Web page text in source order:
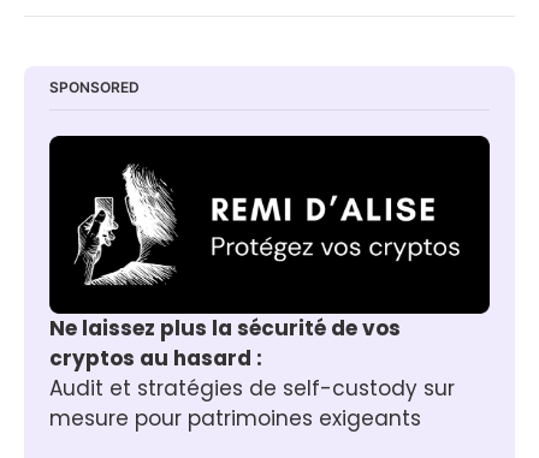
SPONSORED
Ne laissez plus la sécurité de vos
cryptos au hasard :
Audit et stratégies de self-custody sur
mesure pour patrimoines exigeants